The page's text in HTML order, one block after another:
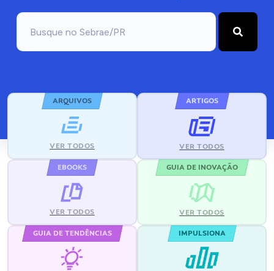
ARQUIVOS
VER TODOS
ARTIGOS
VER TODOS
EBOOKS
VER TODOS
GUIA DE INOVAÇÃO
VER TODOS
GUIA DE TENDÊNCIAS IMPULSIONA